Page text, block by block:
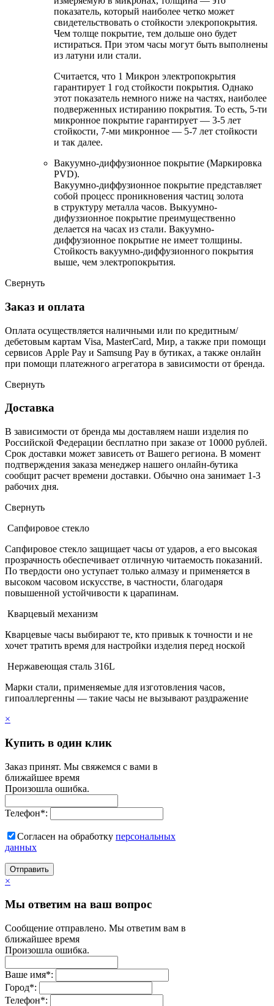
показатель, который наиболее четко может
свидетельствовать о стойкости элекропокрытия.
Чем толще покрытие, тем дольше оно будет
истираться. При этом часы могут быть выполнены
из латуни или стали.
Считается, что 1 Микрон электропокрытия
гарантирует 1 год стойкости покрытия. Однако
этот показатель немного ниже на частях, наиболее
подверженных истиранию покрытия. То есть, 5-ти
микронное покрытие гарантирует — 3-5 лет
стойкости, 7-ми микронное — 5-7 лет стойкости
и так далее.
Вакуумно-диффузионное покрытие (Маркировка
PVD).
Вакуумно-диффузионное покрытие представляет
собой процесс проникновения частиц золота
в структуру металла часов. Выкуумно-
дифуззионное покрытие преимущественно
делается на часах из стали. Вакуумно-
диффузионное покрытие не имеет толщины.
Стойкость вакуумно-диффузионного покрытия
выше, чем электропокрытия.
Свернуть
Заказ и оплата
Оплата осуществляется наличными или по кредитным/
дебетовым картам Visa, MasterCard, Мир, а также при помощи
сервисов Apple Pay и Samsung Pay в бутиках, а также онлайн
при помощи платежного агрегатора в зависимости от бренда.
Свернуть
Доставка
В зависимости от бренда мы доставляем наши изделия по
Российской Федерации бесплатно при заказе от 10000 рублей.
Срок доставки может зависеть от Вашего региона. В момент
подтверждения заказа менеджер нашего онлайн-бутика
сообщит расчет времени доставки. Обычно она занимает 1-3
рабочих дня.
Свернуть
Сапфировое стекло
Сапфировое стекло защищает часы от ударов, а его высокая
прозрачность обеспечивает отличную читаемость показаний.
По твердости оно уступает только алмазу и применяется в
высоком часовом искусстве, в частности, благодаря
повышенной устойчивости к царапинам.
Кварцевый механизм
Кварцевые часы выбирают те, кто привык к точности и не
хочет тратить время для настройки изделия перед ноской
Нержавеющая сталь 316L
Марки стали, применяемые для изготовления часов,
гипоаллергенны — такие часы не вызывают раздражение
×
Купить в один клик
Заказ принят. Мы свяжемся с вами в
ближайшее время
Произошла ошибка.
Телефон*:
Согласен на обработку персональныx
данных
Отправить
×
Мы ответим на ваш вопрос
Сообщение отправлено. Мы ответим вам в
ближайшее время
Произошла ошибка.
Ваше имя*:
Город*:
Телефон*: